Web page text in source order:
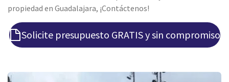
propiedad en Guadalajara, ¡Contáctenos!
Solicite presupuesto GRATIS y sin compromiso